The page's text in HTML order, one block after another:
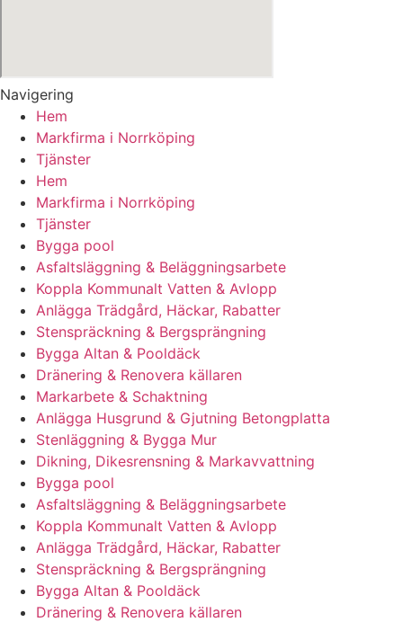
Navigering
Hem
Markfirma i Norrköping
Tjänster
Hem
Markfirma i Norrköping
Tjänster
Bygga pool
Asfaltsläggning & Beläggningsarbete
Koppla Kommunalt Vatten & Avlopp
Anlägga Trädgård, Häckar, Rabatter
Stenspräckning & Bergsprängning
Bygga Altan & Pooldäck
Dränering & Renovera källaren
Markarbete & Schaktning
Anlägga Husgrund & Gjutning Betongplatta
Stenläggning & Bygga Mur
Dikning, Dikesrensning & Markavvattning
Bygga pool
Asfaltsläggning & Beläggningsarbete
Koppla Kommunalt Vatten & Avlopp
Anlägga Trädgård, Häckar, Rabatter
Stenspräckning & Bergsprängning
Bygga Altan & Pooldäck
Dränering & Renovera källaren